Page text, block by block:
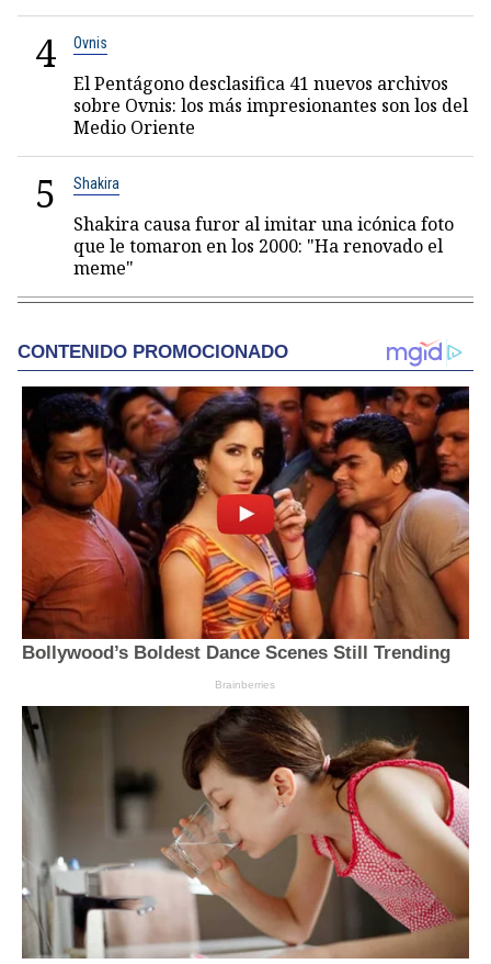
4 Ovnis
El Pentágono desclasifica 41 nuevos archivos
sobre Ovnis: los más impresionantes son los del
Medio Oriente
5 Shakira
Shakira causa furor al imitar una icónica foto
que le tomaron en los 2000: "Ha renovado el
meme"